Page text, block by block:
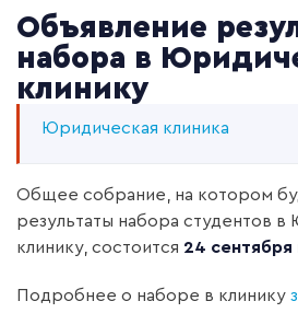
Объявление
набора в
клинику
Юридическая клиника
Общее собрание, на котором
результаты набора студентов
клинику, состоится 24 сентября
Подробнее о наборе в клинику